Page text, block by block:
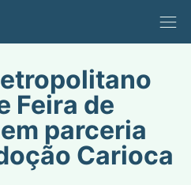
Feira de
parceria
Carioca